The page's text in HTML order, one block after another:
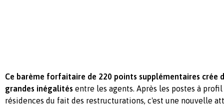
Ce barème forfaitaire de 220 points supplémentaires crée
grandes inégalités entre les agents. Après les postes à
résidences du fait des restructurations, c'est une nouvelle